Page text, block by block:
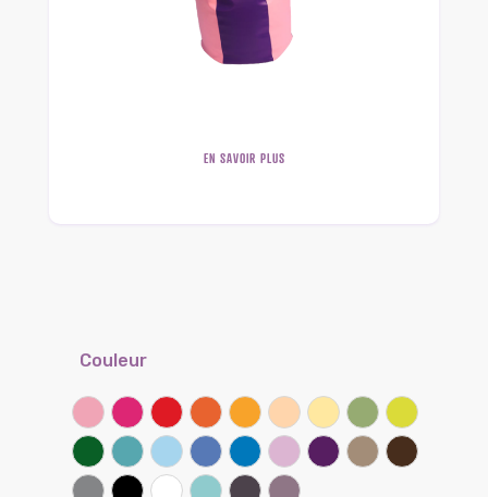
EN SAVOIR PLUS
Couleur
Rose FramboiseRouge coquelicot
Clémentine
Miel SableBananeLichenKiwi
Vert prairie
LagonCiel Lilas Bleu bleuet
Parme
Iris TaupeChocolat